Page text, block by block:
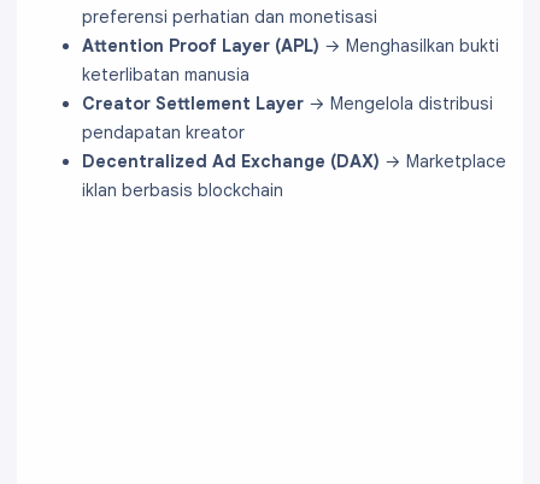
preferensi perhatian dan monetisasi
Attention Proof Layer (APL) → Menghasilkan bukti
keterlibatan manusia
Creator Settlement Layer → Mengelola distribusi
pendapatan kreator
Decentralized Ad Exchange (DAX) → Marketplace
iklan berbasis blockchain